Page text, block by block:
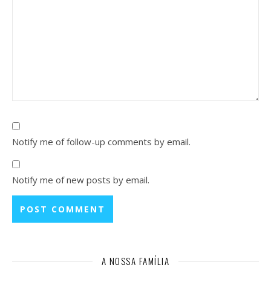
Notify me of follow-up comments by email.
Notify me of new posts by email.
A NOSSA FAMÍLIA